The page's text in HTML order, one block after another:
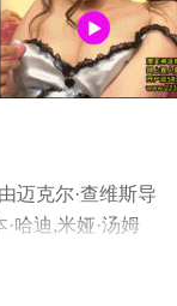
迈克尔·查维斯导
哈迪,米娅·汤姆
万,碧悠·加德斯